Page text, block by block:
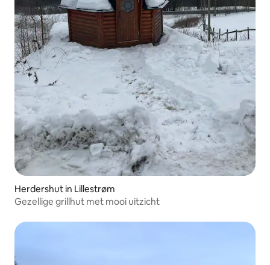
Herdershut in Lillestrøm
Gezellige grillhut met mooi uitzicht